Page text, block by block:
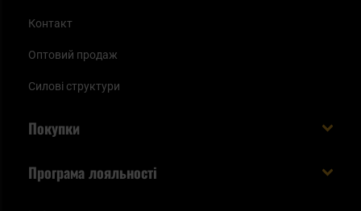
Контакт
Оптовий продаж
Силові структури
Покупки
Програма лояльності